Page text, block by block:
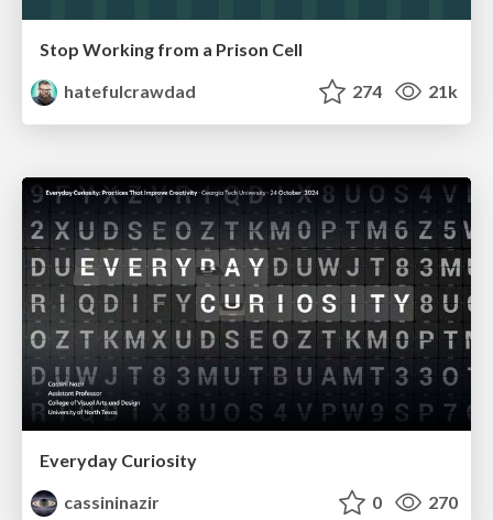
Stop Working from a Prison Cell
hatefulcrawdad
274 21k
Everyday Curiosity
cassininazir
0 270